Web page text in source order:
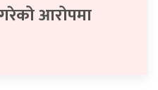
आरोपमा